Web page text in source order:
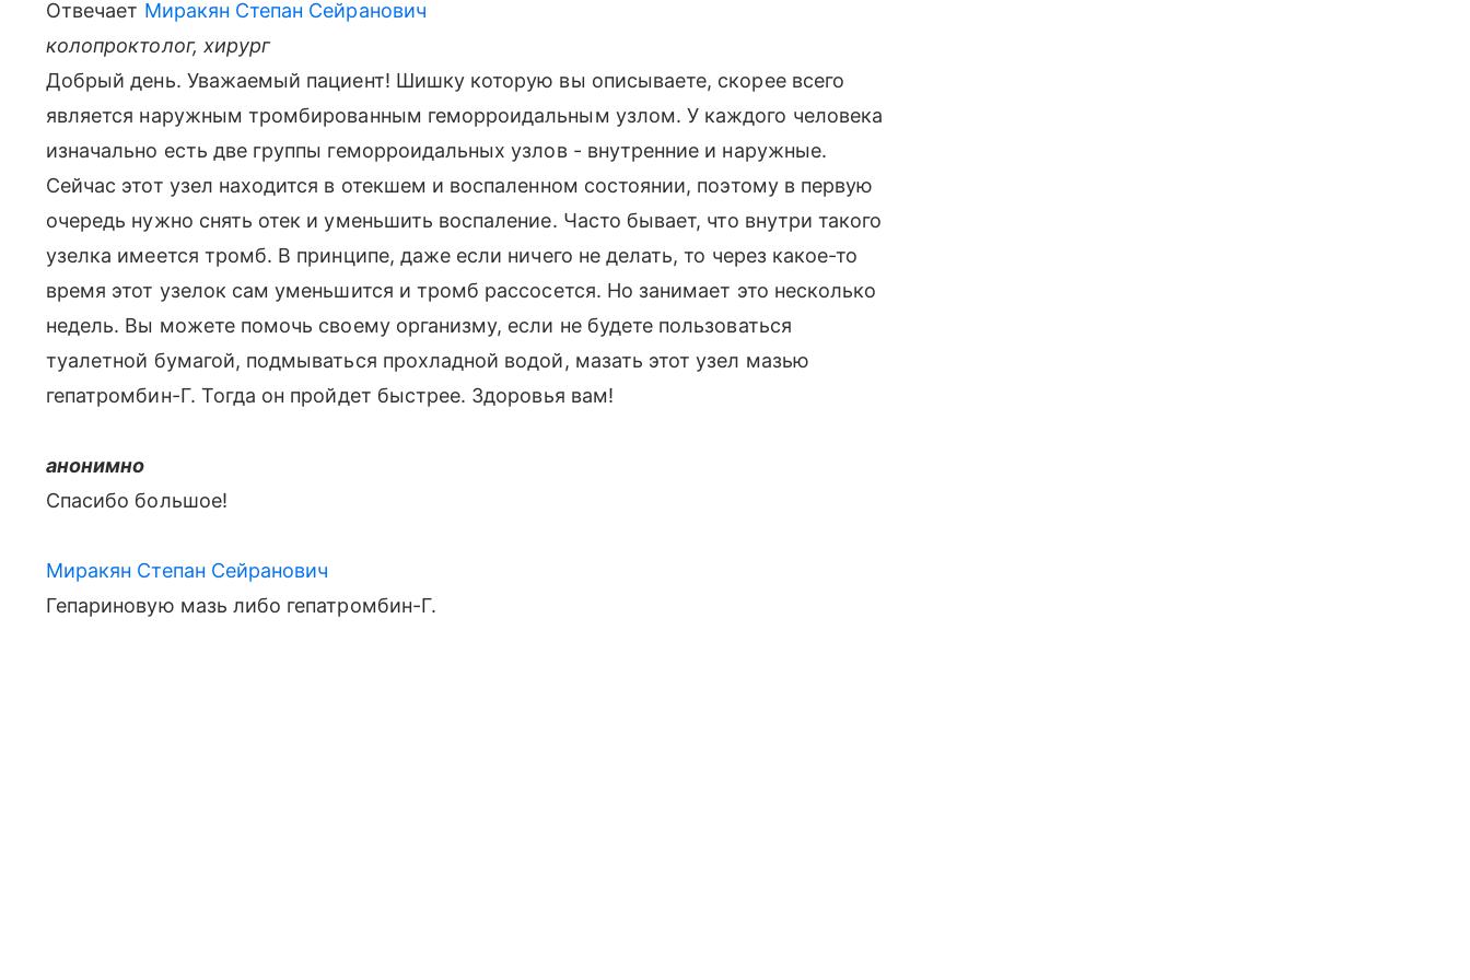
Отвечает Миракян Степан Сейранович
колопроктолог, хирург
Добрый день. Уважаемый пациент! Шишку которую вы описываете, скорее всего
является наружным тромбированным геморроидальным узлом. У каждого человека
изначально есть две группы геморроидальных узлов - внутренние и наружные.
Сейчас этот узел находится в отекшем и воспаленном состоянии, поэтому в первую
очередь нужно снять отек и уменьшить воспаление. Часто бывает, что внутри такого
узелка имеется тромб. В принципе, даже если ничего не делать, то через какое-то
время этот узелок сам уменьшится и тромб рассосется. Но занимает это несколько
недель. Вы можете помочь своему организму, если не будете пользоваться
туалетной бумагой, подмываться прохладной водой, мазать этот узел мазью
гепатромбин-Г. Тогда он пройдет быстрее. Здоровья вам!
анонимно
Cпасибо большое!
Миракян Степан Сейранович
Гепариновую мазь либо гепатромбин-Г.